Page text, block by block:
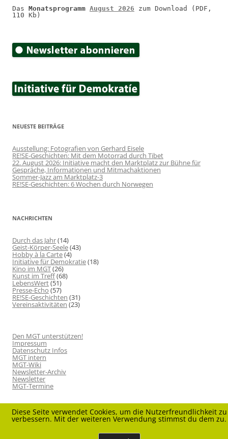
Das Monatsprogramm August 2026 zum Download (PDF,
110 Kb)
NEUESTE BEITRÄGE
Ausstellung: Fotografien von Gerhard Eisele
RE!SE-Geschichten: Mit dem Motorrad durch Tibet
22. August 2026: Initiative macht den Marktplatz zur Bühne für
Gespräche, Informationen und Mitmachaktionen
Sommer-Jazz am Marktplatz-3
RE!SE-Geschichten: 6 Wochen durch Norwegen
NACHRICHTEN
Durch das Jahr(14)
Geist-Körper-Seele(43)
Hobby à la Carte(4)
Initiative für Demokratie(18)
Kino im MGT(26)
Kunst im Treff(68)
LebensWert(51)
Presse-Echo (57)
RE!SE-Geschichten (31)
Vereinsaktivitäten (23)
Den MGT unterstützen!
Impressum
Datenschutz Infos
MGT intern
MGT-Wiki
Newsletter-Archiv
Newsletter
MGT-Termine
Diese Seite verwendet Cookies, um die Nutzerfreundlichkeit zu
verbessern. Mit der weiteren Verwendung stimmst du dem zu.